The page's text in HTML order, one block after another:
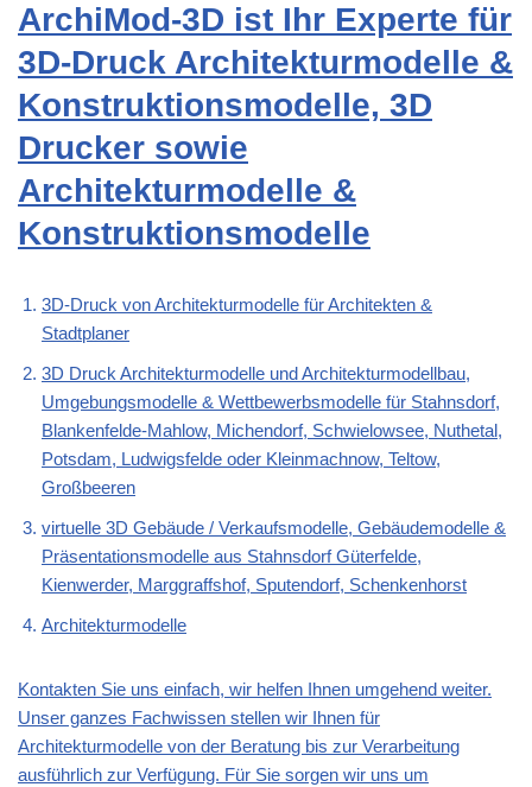
ArchiMod-3D ist Ihr Experte für
3D-Druck Architekturmodelle &
Konstruktionsmodelle, 3D
Drucker sowie
Architekturmodelle &
Konstruktionsmodelle
3D-Druck von Architekturmodelle für Architekten &
Stadtplaner
3D Druck Architekturmodelle und Architekturmodellbau,
Umgebungsmodelle & Wettbewerbsmodelle für Stahnsdorf,
Blankenfelde-Mahlow, Michendorf, Schwielowsee, Nuthetal,
Potsdam, Ludwigsfelde oder Kleinmachnow, Teltow,
Großbeeren
virtuelle 3D Gebäude / Verkaufsmodelle, Gebäudemodelle &
Präsentationsmodelle aus Stahnsdorf Güterfelde,
Kienwerder, Marggraffshof, Sputendorf, Schenkenhorst
Architekturmodelle
Kontakten Sie uns einfach, wir helfen Ihnen umgehend weiter.
Unser ganzes Fachwissen stellen wir Ihnen für
Architekturmodelle von der Beratung bis zur Verarbeitung
ausführlich zur Verfügung. Für Sie sorgen wir uns um